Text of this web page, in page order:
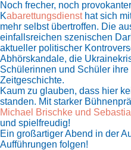
Noch frecher, noch
Kabarettungsdiensthat sich
mehr selbst übertroffen. Die
einfallsreichen szenischen
aktueller politischer
Abhörskandale, die
Schülerinnen und Schüler
Zeitgeschichte.
Kaum zu glauben, dass hier
standen. Mit starker
Michael Brischke und
und spielfreudig!
Ein großartiger Abend in der
Aufführungen folgen!